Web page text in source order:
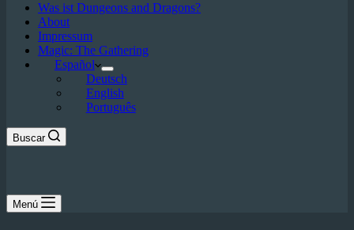
Was ist Dungeons and Dragons?
About
Impressum
Magic: The Gathering
Español
Deutsch
English
Português
Buscar
Menú